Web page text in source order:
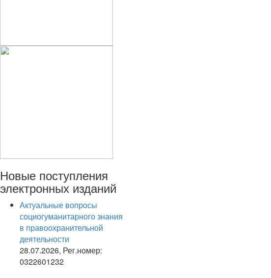
Новые поступления
электронных изданий
Актуальные вопросы
социогуманитарного знания
в правоохранительной
деятельности
28.07.2026, Рег.номер:
0322601232